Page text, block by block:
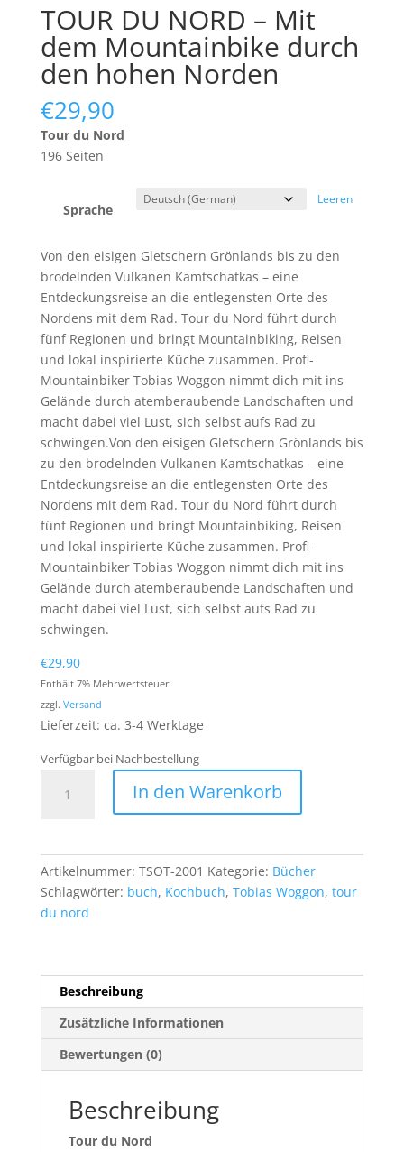
TOUR DU NORD – Mit
dem Mountainbike durch
den hohen Norden
€29,90
Tour du Nord
196 Seiten
Sprache
Leeren
Von den eisigen Gletschern Grönlands bis zu den
brodelnden Vulkanen Kamtschatkas – eine
Entdeckungsreise an die entlegensten Orte des
Nordens mit dem Rad. Tour du Nord führt durch
fünf Regionen und bringt Mountainbiking, Reisen
und lokal inspirierte Küche zusammen. Profi-
Mountainbiker Tobias Woggon nimmt dich mit ins
Gelände durch atemberaubende Landschaften und
macht dabei viel Lust, sich selbst aufs Rad zu
schwingen.Von den eisigen Gletschern Grönlands bis
zu den brodelnden Vulkanen Kamtschatkas – eine
Entdeckungsreise an die entlegensten Orte des
Nordens mit dem Rad. Tour du Nord führt durch
fünf Regionen und bringt Mountainbiking, Reisen
und lokal inspirierte Küche zusammen. Profi-
Mountainbiker Tobias Woggon nimmt dich mit ins
Gelände durch atemberaubende Landschaften und
macht dabei viel Lust, sich selbst aufs Rad zu
schwingen.
€29,90
Enthält 7% Mehrwertsteuer
zzgl. Versand
Lieferzeit: ca. 3-4 Werktage
Verfügbar bei Nachbestellung
dem
Mountainbike
Norden
Menge
In den Warenkorb
Artikelnummer: TSOT-2001 Kategorie: Bücher
Schlagwörter: buch, Kochbuch, Tobias Woggon, tour
du nord
Beschreibung
Zusätzliche Informationen
Bewertungen (0)
Beschreibung
Tour du Nord